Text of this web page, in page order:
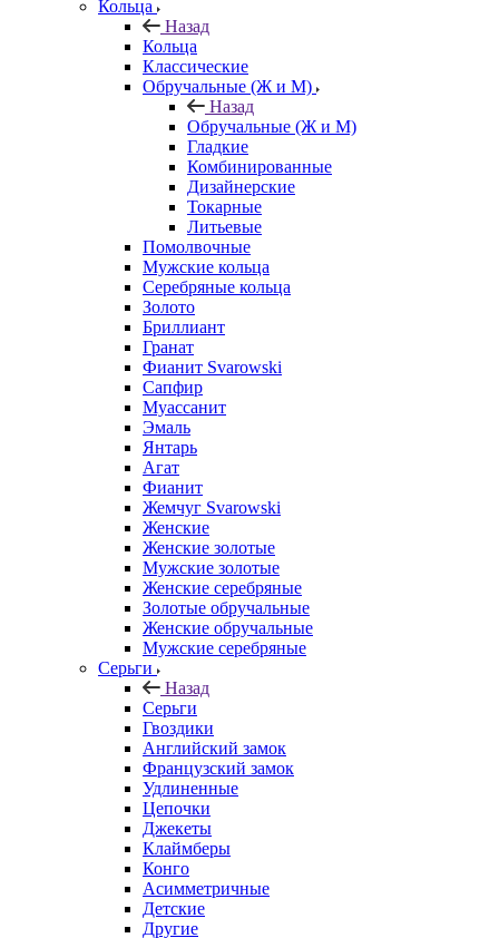
Кольца
Назад
Кольца
Классические
Обручальные (Ж и М)
Назад
Обручальные (Ж и М)
Гладкие
Комбинированные
Дизайнерские
Токарные
Литьевые
Помолвочные
Мужские кольца
Серебряные кольца
Золото
Бриллиант
Гранат
Фианит Svarowski
Сапфир
Муассанит
Эмаль
Янтарь
Агат
Фианит
Жемчуг Svarowski
Женские
Женские золотые
Мужские золотые
Женские серебряные
Золотые обручальные
Женские обручальные
Мужские серебряные
Серьги
Назад
Серьги
Гвоздики
Английский замок
Французский замок
Удлиненные
Цепочки
Джекеты
Клаймберы
Конго
Асимметричные
Детские
Другие